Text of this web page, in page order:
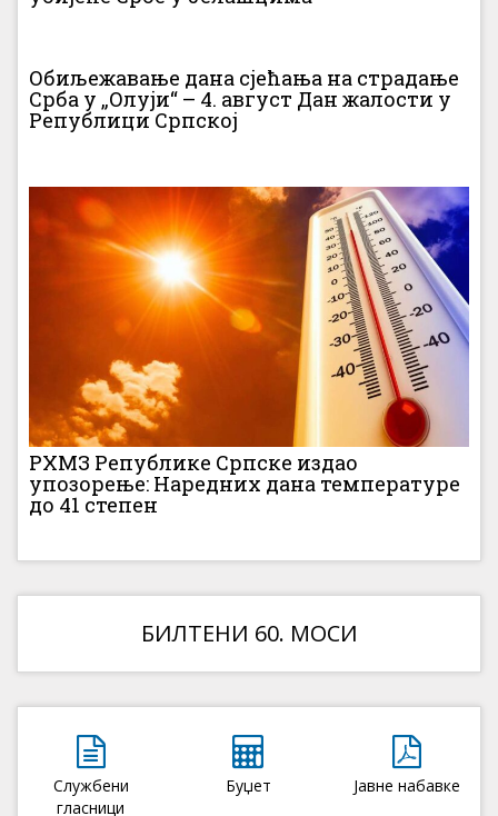
Обиљежавање дана сјећања на страдање
Срба у „Олуји“ – 4. август Дан жалости у
Републици Српској
РХМЗ Републике Српске издао
упозорење: Наредних дана температуре
до 41 степен
БИЛТЕНИ 60. МОСИ
Службени
гласници
Буџет Јавне набавке